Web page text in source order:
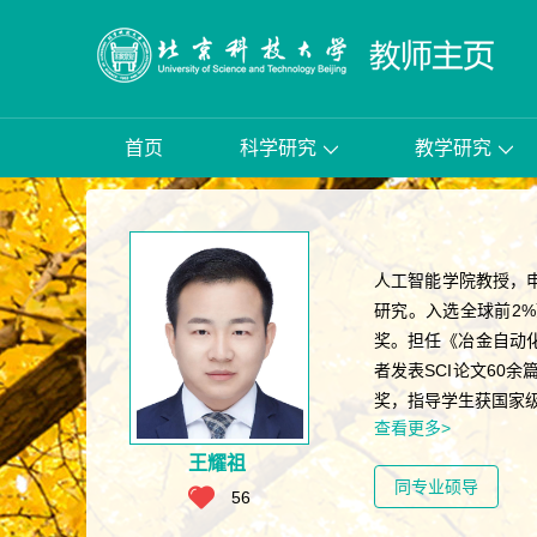
首页 科学研究 教学研究
王耀祖
56
人工智能学院教授，
研究。入选全球前
奖。担任《冶金自动
者发表SCI论文60余
奖，指导学生获国家
查看更多>
同专业硕导